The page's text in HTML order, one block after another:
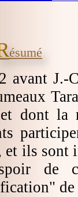
ésumé
avant J.-
dont la
et ils sont
de
de